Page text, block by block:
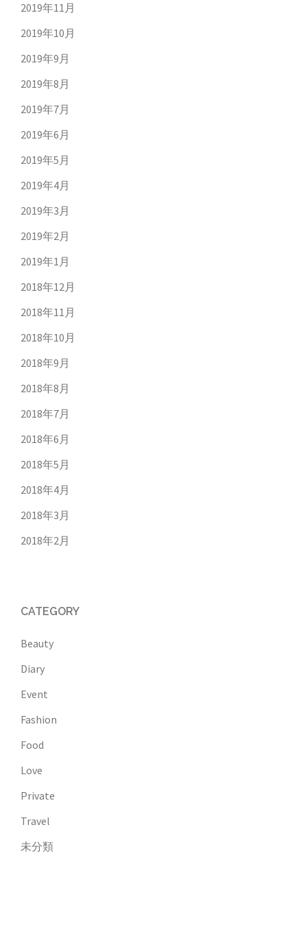
2019年11月
2019年10月
2019年9月
2019年8月
2019年7月
2019年6月
2019年5月
2019年4月
2019年3月
2019年2月
2019年1月
2018年12月
2018年11月
2018年10月
2018年9月
2018年8月
2018年7月
2018年6月
2018年5月
2018年4月
2018年3月
2018年2月
CATEGORY
Beauty
Diary
Event
Fashion
Food
Love
Private
Travel
未分類